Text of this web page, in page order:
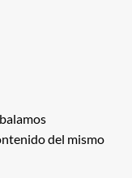
del mismo